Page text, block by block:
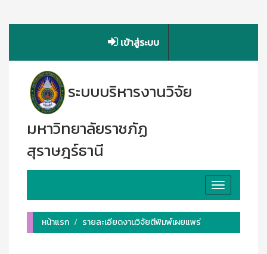
เข้าสู่ระบบ
ระบบบริหารงานวิจัย
มหาวิทยาลัยราชภัฏ
สุราษฎร์ธานี
Toggle
navigation
หน้าแรก
รายละเอียดงานวิจัยตีพิมพ์เผยแพร่